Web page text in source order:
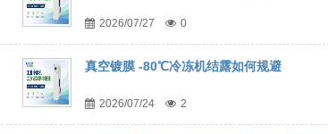
2026/07/27 0
真空镀膜 -80℃冷冻机结露如何规避
2026/07/24 2